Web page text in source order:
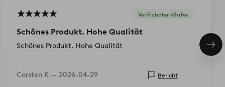
Verifizierter käufer
Schönes Produkt. Hohe Qualität
Schönes Produkt. Hohe Qualität
Carsten K — 2026-04-29 Bericht